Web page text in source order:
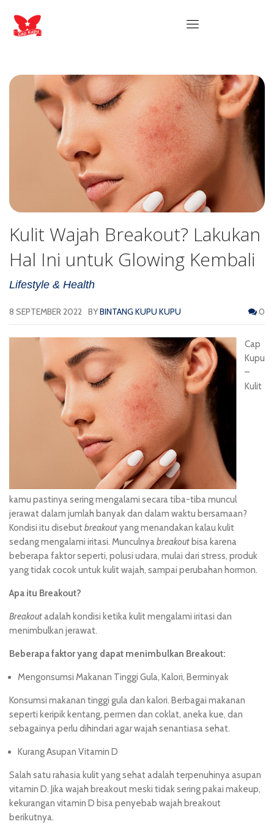
Kulit Wajah Breakout? Lakukan
Hal Ini untuk Glowing Kembali
Lifestyle & Health
8 SEPTEMBER 2022 BYBINTANG KUPU KUPU 0
Cap
Kupu
–
Kulit
kamu pastinya sering mengalami secara tiba-tiba muncul
jerawat dalam jumlah banyak dan dalam waktu bersamaan?
Kondisi itu disebutbreakoutyang menandakan kalau kulit
sedang mengalami iritasi. Munculnyabreakout bisa karena
beberapa faktor seperti, polusi udara, mulai dari stress, produk
yang tidak cocok untuk kulit wajah, sampai perubahan hormon.
Apa itu Breakout?
Breakoutadalah kondisi ketika kulit mengalami iritasi dan
menimbulkan jerawat.
Beberapa faktor yang dapat menimbulkan Breakout:
Mengonsumsi Makanan Tinggi Gula, Kalori, Berminyak
Konsumsi makanan tinggi gula dan kalori. Berbagai makanan
seperti keripik kentang, permen dan coklat, aneka kue, dan
sebagainya perlu dihindari agar wajah senantiasa sehat.
Kurang Asupan Vitamin D
Salah satu rahasia kulit yang sehat adalah terpenuhinya asupan
vitamin D. Jika wajah breakout meski tidak sering pakai makeup,
kekurangan vitamin D bisa penyebab wajah breakout
berikutnya.